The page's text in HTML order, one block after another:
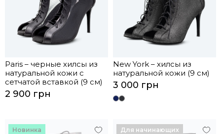
Paris – черные хилсы из
натуральной кожи с
сетчатой вставкой (9 см)
2 900 грн
New York – хилсы из
натуральной кожи (9 см)
3 000 грн
Новинка Для начинающих